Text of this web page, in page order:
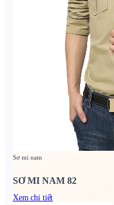
Sơ mi nam
SƠ MI NAM 82
Xem chi tiết